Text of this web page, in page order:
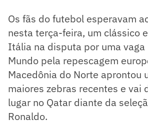
Os fãs do futebol esperavam
nesta terça-feira, um clássico
Itália na disputa por uma vaga
Mundo pela repescagem
Macedônia do Norte aprontou
maiores zebras recentes e vai
lugar no Qatar diante da
Ronaldo.